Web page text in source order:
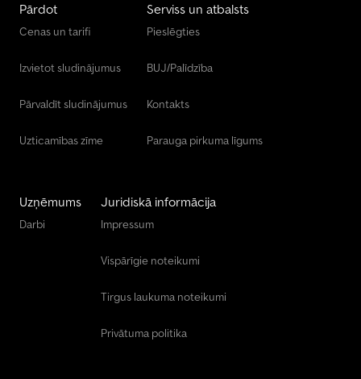
Pārdot
Cenas un tarifi
Izvietot sludinājumus
Pārvaldīt sludinājumus
Uzticamības zīme
Serviss un atbalsts
Pieslēgties
BUJ/Palīdzība
Kontakts
Parauga pirkuma līgums
Uzņēmums
Darbi
Juridiskā informācija
Impressum
Vispārīgie noteikumi
Tirgus laukuma noteikumi
Privātuma politika